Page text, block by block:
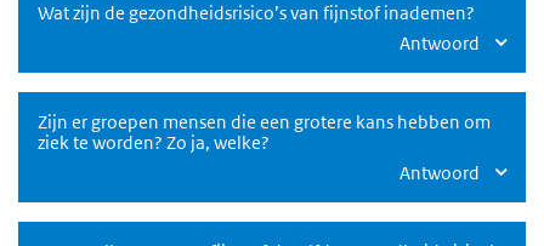
Wat zijn de gezondheidsrisico’s van fijnstof inademen?
Antwoord
Zijn er groepen mensen die een grotere kans hebben om
ziek te worden? Zo ja, welke?
Antwoord